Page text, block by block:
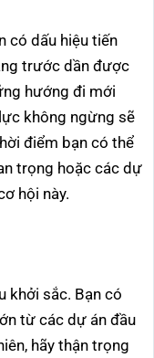
có dấu hiệu tiến
trước dần được
hướng đi mới
không ngừng sẽ
điểm bạn có thể
trọng hoặc các dự
hội này.
khởi sắc. Bạn có
từ các dự án đầu
hãy thận trọng